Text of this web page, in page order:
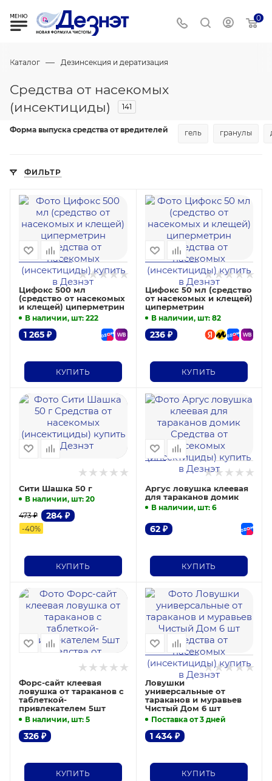
0
Каталог — Дезинсекция и дератизация
Средства от насекомых
(инсектициды)
141
Форма выпуска средства от вредителей гель гранулы
ФИЛЬТР
Цифокс 500 мл
(средство от насекомых
и клещей) циперметрин
В наличии, шт: 222
1 265 ₽
КУПИТЬ
Цифокс 50 мл (средство
от насекомых и клещей)
циперметрин
В наличии, шт: 82
236₽
КУПИТЬ
Сити Шашка 50 г
В наличии, шт: 20
284 ₽
473₽
-40%
КУПИТЬ
Аргус ловушка клеевая
для тараканов домик
В наличии, шт: 6
62₽
КУПИТЬ
Форс-сайт клеевая
ловушка от тараканов с
таблеткой-
привлекателем 5шт
В наличии, шт: 5
326 ₽
КУПИТЬ
Ловушки
универсальные от
тараканов и муравьев
Чистый Дом 6 шт
Поставка от 3 дней
1 434₽
КУПИТЬ